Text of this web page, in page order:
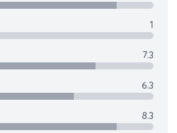
1
7.3
6.3
8.3